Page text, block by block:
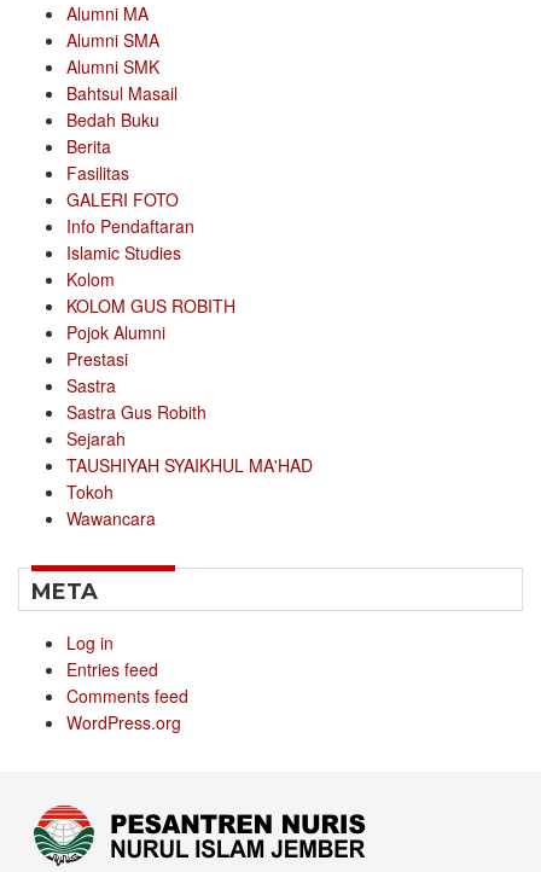
Alumni MA
Alumni SMA
Alumni SMK
Bahtsul Masail
Bedah Buku
Berita
Fasilitas
GALERI FOTO
Info Pendaftaran
Islamic Studies
Kolom
KOLOM GUS ROBITH
Pojok Alumni
Prestasi
Sastra
Sastra Gus Robith
Sejarah
TAUSHIYAH SYAIKHUL MA'HAD
Tokoh
Wawancara
META
Log in
Entries feed
Comments feed
WordPress.org